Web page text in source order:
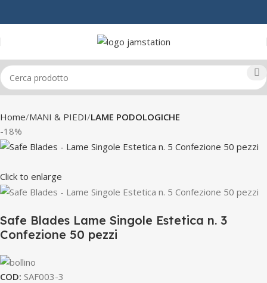
Home MANI & PIEDI LAME PODOLOGICHE
-18%
Click to enlarge
Safe Blades Lame Singole Estetica n. 3
Confezione 50 pezzi
COD: SAF003-3